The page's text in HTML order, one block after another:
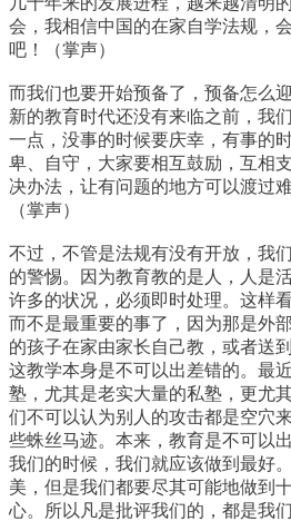
会，我相信中国的在家自学法规，
吧！（掌声）
而我们也要开始预备了，预备怎么
新的教育时代还没有来临之前，我
一点，没事的时候要庆幸，有事的
卑、自守，大家要相互鼓励，互相
决办法，让有问题的地方可以渡过
（掌声）
不过，不管是法规有没有开放，我
的警惕。因为教育教的是人，人是
许多的状况，必须即时处理。这样
而不是最重要的事了，因为那是外
的孩子在家由家长自己教，或者送
这教学本身是不可以出差错的。最
塾，尤其是老实大量的私塾，更尤
们不可以认为别人的攻击都是空穴
些蛛丝马迹。本来，教育是不可以
我们的时候，我们就应该做到最好
美，但是我们都要尽其可能地做到
心。所以凡是批评我们的，都是我